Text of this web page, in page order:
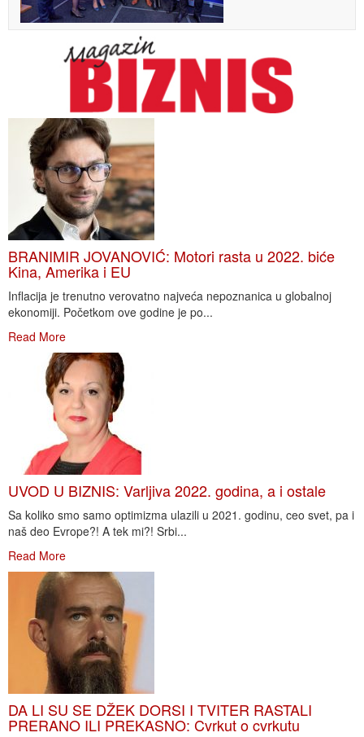
BRANIMIR JOVANOVIĆ: Motori rasta u 2022. biće
Kina, Amerika i EU
Inflacija je trenutno verovatno najveća nepoznanica u globalnoj
ekonomiji. Početkom ove godine je po...
Read More
UVOD U BIZNIS: Varljiva 2022. godina, a i ostale
Sa koliko smo samo optimizma ulazili u 2021. godinu, ceo svet, pa i
naš deo Evrope?! A tek mi?! Srbi...
Read More
DA LI SU SE DŽEK DORSI I TVITER RASTALI
PRERANO ILI PREKASNO: Cvrkut o cvrkutu